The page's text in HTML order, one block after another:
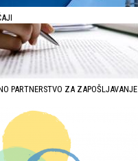
PARTNERSTVO ZA ZAPOŠLJAVANJE